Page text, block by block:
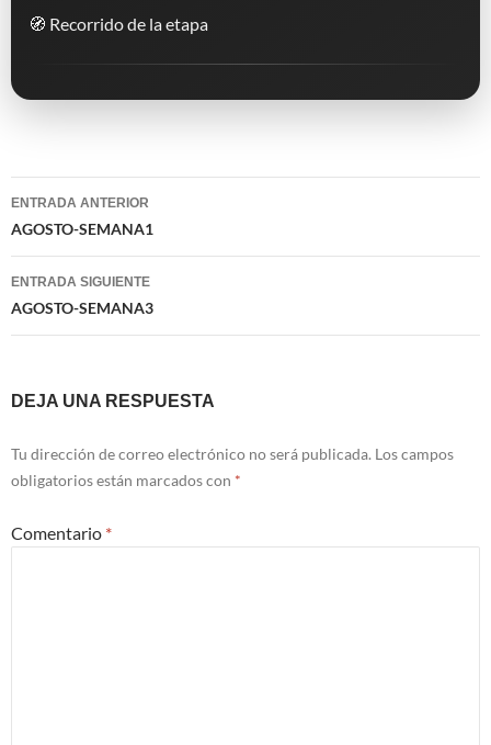
🧭 Recorrido de la etapa
Navegación
de
entradas
ENTRADA ANTERIOR
AGOSTO-SEMANA1
ENTRADA SIGUIENTE
AGOSTO-SEMANA3
DEJA UNA RESPUESTA
Tu dirección de correo electrónico no será publicada. Los campos
obligatorios están marcados con *
Comentario *